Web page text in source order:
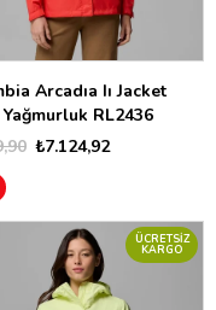
Arcadıa Iı Jacket
Yağmurluk RL2436
₺7.124,92
ÜCRETSIZ
KARGO